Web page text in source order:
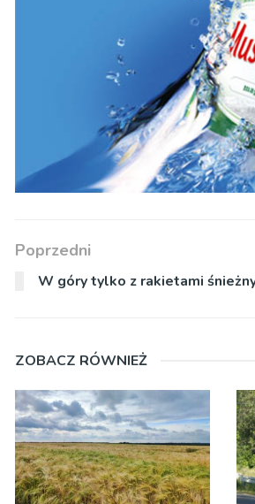
Poprzedni
W góry tylko z rakietami
ZOBACZ RÓWNIEŻ